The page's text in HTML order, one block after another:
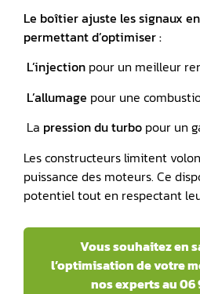
Le boîtier ajuste les signaux
permettant d’optimiser :
L’injection pour un meilleur
L’allumage pour une
️ La pression duturbo pour un
Les constructeurs limitent
puissance des moteurs. Ce
potentiel tout en respectant
Vous souhaitez en
l’optimisation de votre
nos experts au 06